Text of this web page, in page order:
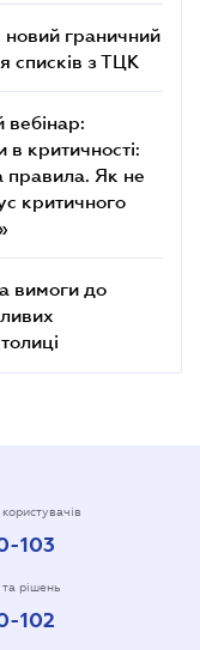
граничний
списків з ТЦК
вебінар:
в критичності:
правила. Як не
критичного
вимоги до
103
та рішень
102